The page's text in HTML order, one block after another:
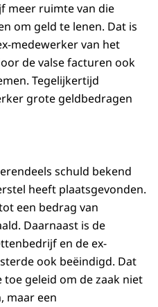
meer ruimte van die
om geld te lenen. Dat is
medewerker van het
de valse facturen ook
Tegelijkertijd
grote geldbedragen
schuld bekend
heeft plaatsgevonden.
een bedrag van
Daarnaast is de
en de ex-
ook beëindigd. Dat
geleid om de zaak niet
maar een